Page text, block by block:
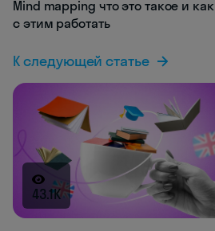
Mind mapping что это такое и как
с этим работать
К следующей статье
43.1K